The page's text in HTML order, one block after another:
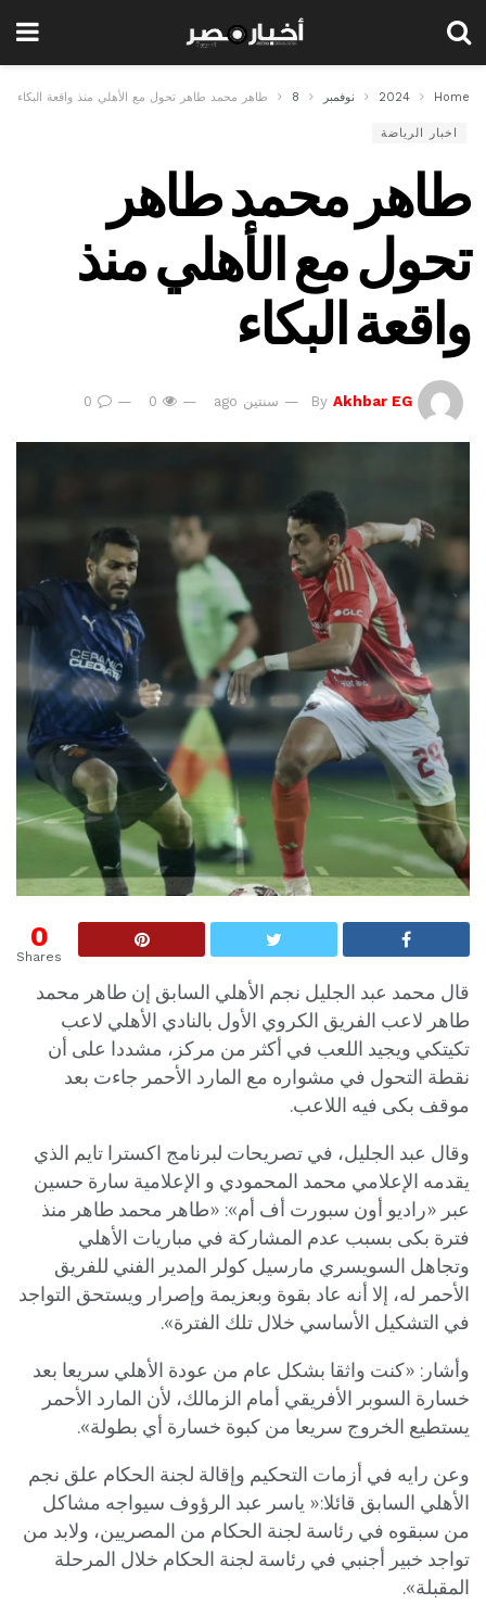
Home
2024 نوفمبر 8 طاهر محمد طاهر تحول مع الأهلي منذ واقعة البكاء
اخبار الرياضة
طاهر محمد طاهر
تحول مع الأهلي منذ
واقعة البكاء
By Akhbar EG سنتين ago
0
Shares
قال محمد عبد الجليل نجم الأهلي السابق إن طاهر محمد
طاهر لاعب الفريق الكروي الأول بالنادي الأهلي لاعب
تكيتكي ويجيد اللعب في أكثر من مركز، مشددا على أن
نقطة التحول في مشواره مع المارد الأحمر جاءت بعد
موقف بكى فيه اللاعب.
وقال عبد الجليل، في تصريحات لبرنامج اكسترا تايم الذي
يقدمه الإعلامي محمد المحمودي و الإعلامية سارة حسين
عبر «راديو أون سبورت أف أم»: «طاهر محمد طاهر منذ
فترة بكى بسبب عدم المشاركة في مباريات الأهلي
وتجاهل السويسري مارسيل كولر المدير الفني للفريق
الأحمر له، إلا أنه عاد بقوة وبعزيمة وإصرار ويستحق التواجد
في التشكيل الأساسي خلال تلك الفترة».
وأشار: «كنت واثقا بشكل عام من عودة الأهلي سريعا بعد
خسارة السوبر الأفريقي أمام الزمالك، لأن المارد الأحمر
يستطيع الخروج سريعا من كبوة خسارة أي بطولة».
وعن رايه في أزمات التحكيم وإقالة لجنة الحكام علق نجم
الأهلي السابق قائلا:« ياسر عبد الرؤوف سيواجه مشاكل
من سبقوه في رئاسة لجنة الحكام من المصريين، ولابد من
تواجد خبير أجنبي في رئاسة لجنة الحكام خلال المرحلة
المقبلة».